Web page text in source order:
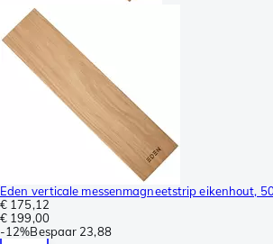
Eden verticale messenmagneetstrip eikenhout,
€ 175,12
€ 199,00
-12%Bespaar 23,88